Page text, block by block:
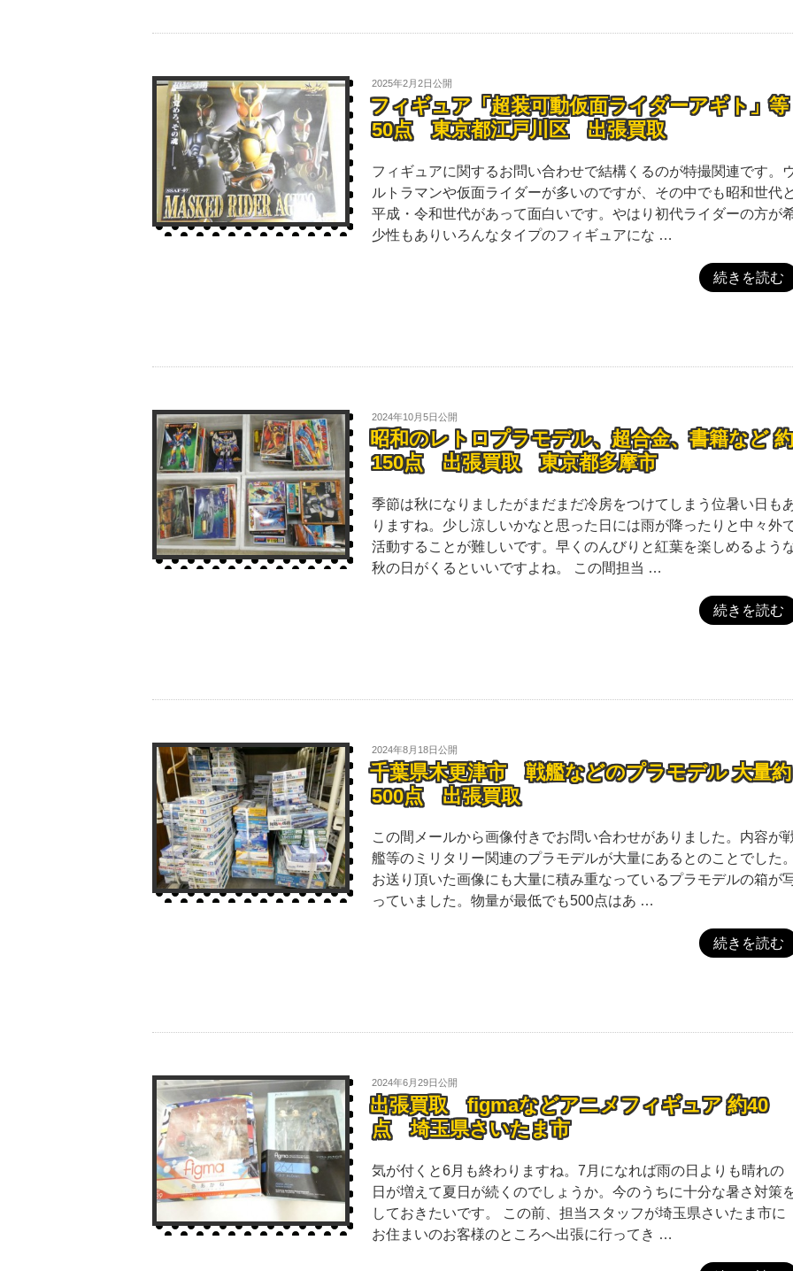
2025年2月2日公開
フィギュア「超装可動仮面ライダーアギト」等
50点 東京都江戸川区 出張買取
フィギュアに関するお問い合わせで結構くるのが特撮関連です。
ルトラマンや仮面ライダーが多いのですが、その中でも昭和世代
平成・令和世代があって面白いです。やはり初代ライダーの方が
少性もありいろんなタイプのフィギュアにな …
続きを読む
2024年10月5日公開
昭和のレトロプラモデル、超合金、書籍など
150点 出張買取 東京都多摩市
季節は秋になりましたがまだまだ冷房をつけてしまう位暑い日も
りますね。少し涼しいかなと思った日には雨が降ったりと中々外
活動することが難しいです。早くのんびりと紅葉を楽しめるよう
秋の日がくるといいですよね。 この間担当 …
続きを読む
2024年8月18日公開
千葉県木更津市 戦艦などのプラモデル 大量約
500点 出張買取
この間メールから画像付きでお問い合わせがありました。内容が
艦等のミリタリー関連のプラモデルが大量にあるとのことでした
お送り頂いた画像にも大量に積み重なっているプラモデルの箱が
っていました。物量が最低でも500点はあ …
続きを読む
2024年6月29日公開
出張買取 figmaなどアニメフィギュア 約40
点 埼玉県さいたま市
気が付くと6月も終わりますね。7月になれば雨の日よりも晴れの
日が増えて夏日が続くのでしょうか。今のうちに十分な暑さ対策
しておきたいです。 この前、担当スタッフが埼玉県さいたま市に
お住まいのお客様のところへ出張に行ってき …